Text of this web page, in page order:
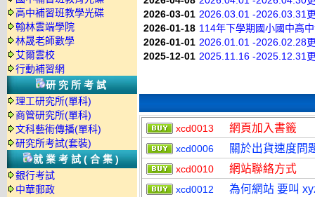
高中補習班教學光碟
翰林雲端學院
林晟老師數學
艾爾雲校
行動補習網
研究所考試
理工研究所(單科)
商管研究所(單科)
文科藝術傳播(單科)
研究所考試(套裝)
就業考試(合集)
銀行考試
中華郵政
2026-03-01 2026.03.01 -2026.03.31
2026-01-18 114年下學期國小國中高
2026-01-01 2026.01.01 -2026.02.28
2025-12-01 2025.11.16 -2025.12.31
xcd0013 網頁加入書籤
xcd0006 關於出貨速度問
xcd0010 網站聯絡方式
xcd0012 為何網站 要叫